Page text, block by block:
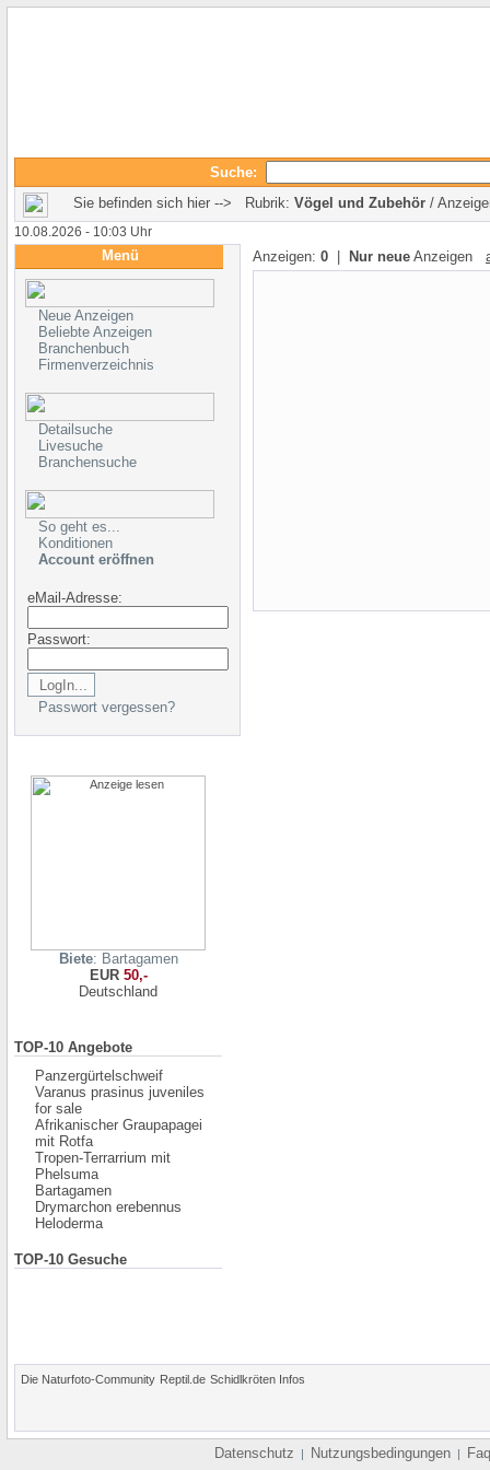
Suche:
Sie befinden sich hier --> Rubrik: Vögel und Zubehör /
10.08.2026 - 10:03 Uhr
Menü
Neue Anzeigen
Beliebte Anzeigen
Branchenbuch
Firmenverzeichnis
Detailsuche
Livesuche
Branchensuche
So geht es...
Konditionen
Account eröffnen
eMail-Adresse:
Passwort:
Passwort vergessen?
Biete: Bartagamen
EUR50,-
Deutschland
TOP-10 Angebote
Panzergürtelschweif
Varanus prasinus juveniles
for sale
Afrikanischer Graupapagei
mit Rotfa
Tropen-Terrarrium mit
Phelsuma
Bartagamen
Drymarchon erebennus
Heloderma
TOP-10 Gesuche
Anzeigen: 0 Nur neue Anzeigen
Die Naturfoto-Community Reptil.de Schidlkröten Infos
Datenschutz | Nutzungsbedingungen | Faq